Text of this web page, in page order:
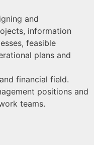
and
information
feasible
plans and
financial field.
positions and
teams.